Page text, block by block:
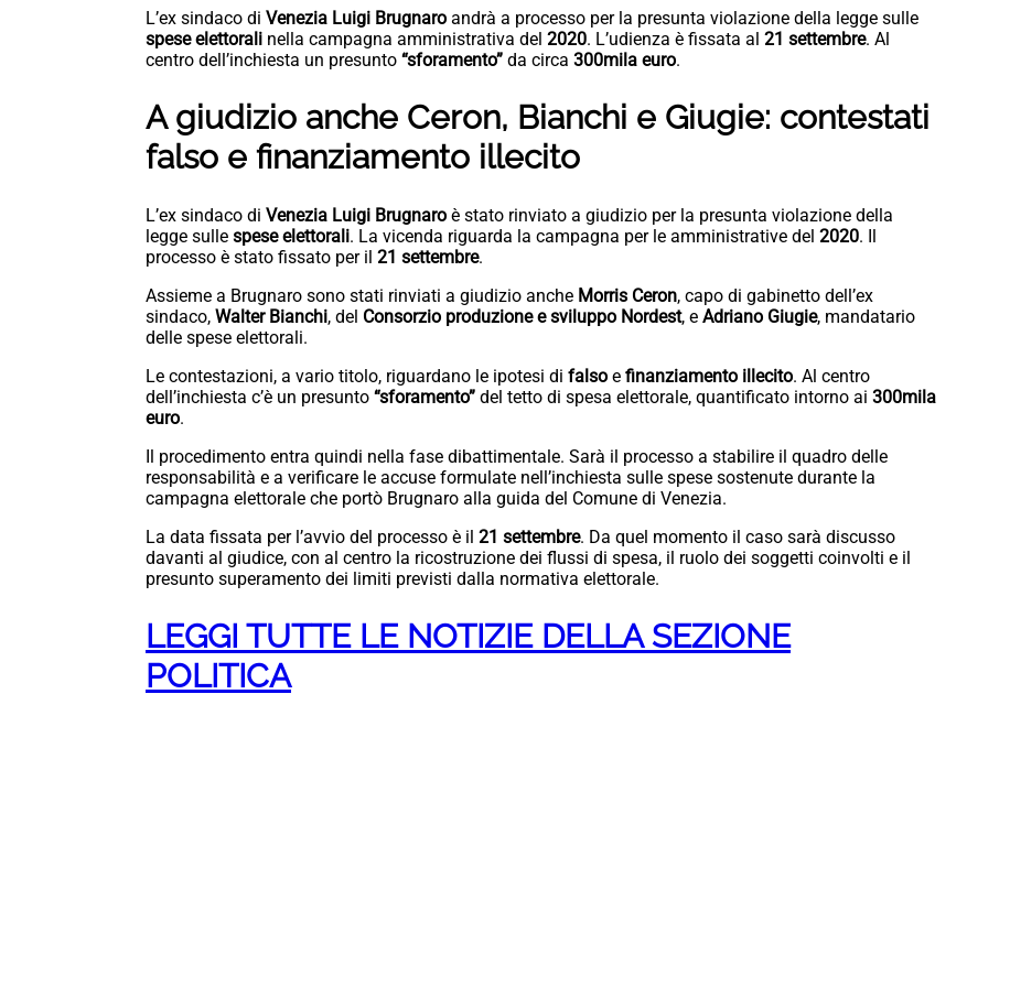
L’ex sindaco di Venezia Luigi Brugnaro andrà a processo per la presunta violazione della legge sulle
spese elettorali nella campagna amministrativa del 2020. L’udienza è fissata al 21 settembre. Al
centro dell’inchiesta un presunto “sforamento” da circa 300mila euro.
A giudizio anche Ceron, Bianchi e Giugie: contestati
falso e finanziamento illecito
L’ex sindaco di Venezia Luigi Brugnaro è stato rinviato a giudizio per la presunta violazione della
legge sulle spese elettorali. La vicenda riguarda la campagna per le amministrative del 2020. Il
processo è stato fissato per il 21 settembre.
Assieme a Brugnaro sono stati rinviati a giudizio anche Morris Ceron, capo di gabinetto dell’ex
sindaco, Walter Bianchi, del Consorzio produzione e sviluppo Nordest, e Adriano Giugie, mandatario
delle spese elettorali.
Le contestazioni, a vario titolo, riguardano le ipotesi di falso e finanziamento illecito. Al centro
dell’inchiesta c’è un presunto “sforamento” del tetto di spesa elettorale, quantificato intorno ai 300mila
euro.
Il procedimento entra quindi nella fase dibattimentale. Sarà il processo a stabilire il quadro delle
responsabilità e a verificare le accuse formulate nell’inchiesta sulle spese sostenute durante la
campagna elettorale che portò Brugnaro alla guida del Comune di Venezia.
La data fissata per l’avvio del processo è il 21 settembre. Da quel momento il caso sarà discusso
davanti al giudice, con al centro la ricostruzione dei flussi di spesa, il ruolo dei soggetti coinvolti e il
presunto superamento dei limiti previsti dalla normativa elettorale.
LEGGI TUTTE LE NOTIZIE DELLA SEZIONE
POLITICA